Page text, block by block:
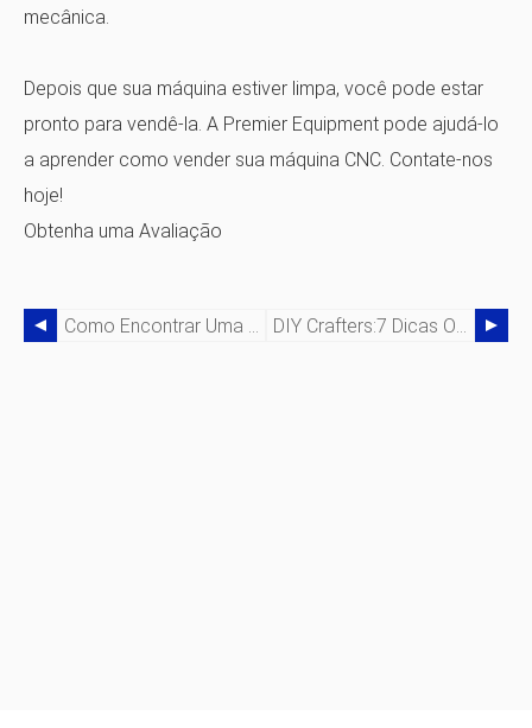
mecânica.
Depois que sua máquina estiver limpa, você pode estar
pronto para vendê-la. A Premier Equipment pode ajudá-lo
a aprender como vender sua máquina CNC. Contate-nos
hoje!
Obtenha uma Avaliação
Como Encontrar Uma Máquina CNC Usada DIY Crafters:7 Dicas Obrigatórias Para Usar Um Cortador De Plasma